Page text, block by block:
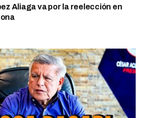
Aliaga va por la reelección en